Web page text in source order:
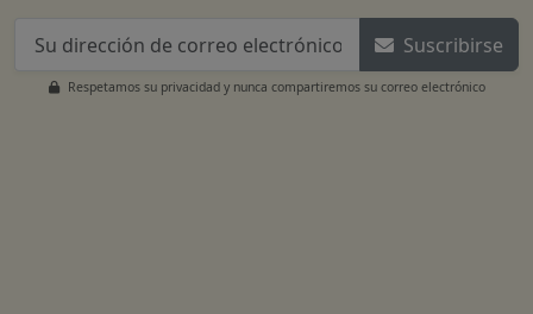
Suscribirse
Respetamos su privacidad y nunca compartiremos su correo electrónico